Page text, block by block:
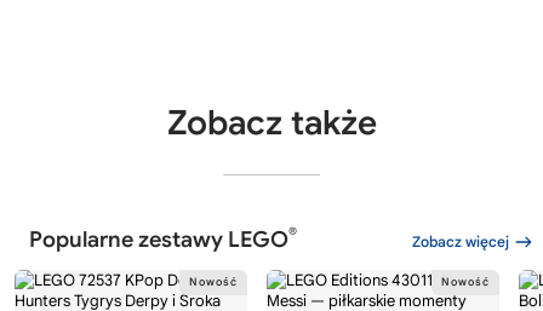
Zobacz także
Popularne zestawy LEGO® Zobacz więcej